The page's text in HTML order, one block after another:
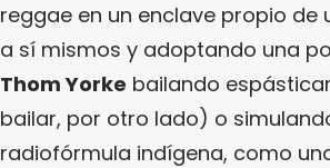
reggae en un enclave propio de
a sí mismos y adoptando una
Thom Yorke bailando
bailar, por otro lado) o
radiofórmula indígena, como